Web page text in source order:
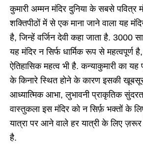
कुमारी अम्मन मंदिर दुनिया के सबसे पवित्र
शक्तिपीठों में से एक माना जाने वाला यह
है, जिन्हें वर्जिन देवी कहा जाता है. 3000
यह मंदिर न सिर्फ धार्मिक रूप से महत्वपूर्ण
ऐतिहासिक महत्व भी है. कन्याकुमारी का यह
के किनारे स्थित होने के कारण इसकी
आध्यात्मिक आभा, लुभावनी प्राकृतिक
वास्तुकला इस मंदिर को न सिर्फ़ भक्तों के
यात्रा पर आने वाले हर यात्री के लिए
है.